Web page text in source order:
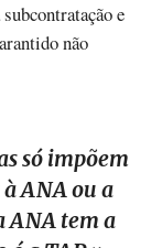
e
não
só impõem
ANA ou a
ANA tem a